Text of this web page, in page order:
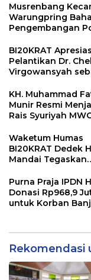
Musrenbang
Warungpring
Pengembangan
BI20KRAT
Pelantikan Dr.
Virgowansyah
KH. Muhammad
Munir Resmi
Rais Syuriyah
Khidmat 2026–2031
Waketum Humas
BI20KRAT Dedek
Mandai Tegaskan
Pemberitaan
Program Besar
Purna Praja IPDN
Donasi Rp968,9
untuk Korban
Rekomendasi